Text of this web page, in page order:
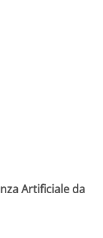
Artificiale da